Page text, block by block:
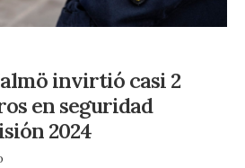
invirtió casi 2
en seguridad
2024